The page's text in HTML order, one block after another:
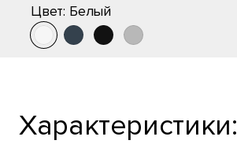
Цвет: Белый
Характеристики: